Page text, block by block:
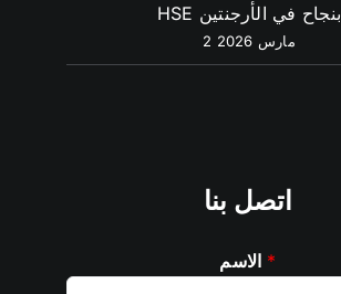
HSE بنجاح في الأرجنتين
2 مارس 2026
اتصل بنا
الاسم *